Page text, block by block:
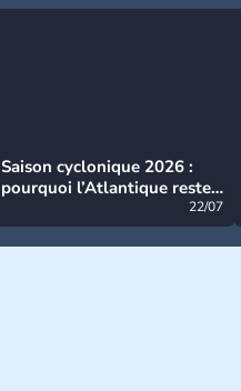
Saison cyclonique 2026 :
pourquoi l’Atlantique reste
22/07